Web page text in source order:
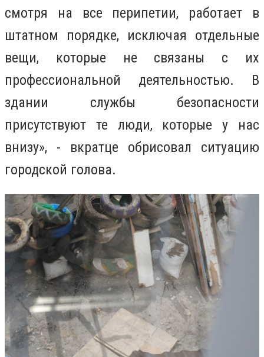
смотря на все перипетии, работает в
штатном порядке, исключая отдельные
вещи, которые не связаны с их
профессиональной деятельностью. В
здании службы безопасности
присутствуют те люди, которые у нас
внизу», - вкратце обрисовал ситуацию
городской голова.